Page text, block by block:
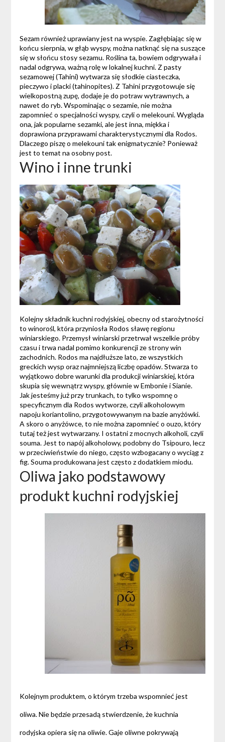
Sezam również uprawiany jest na wyspie. Zagłębiając się w
końcu sierpnia, w głąb wyspy, można natknąć się na suszące
się w słońcu stosy sezamu. Roślina ta, bowiem odgrywała i
nadal odgrywa, ważną rolę w lokalnej kuchni. Z pasty
sezamowej (Tahini) wytwarza się słodkie ciasteczka,
pieczywo i placki (tahinopites). Z Tahini przygotowuje się
wielkopostną zupę, dodaje je do potraw wytrawnych, a
nawet do ryb. Wspominając o sezamie, nie można
zapomnieć o specjalności wyspy, czyli o melekouni. Wygląda
ona, jak popularne sezamki, ale jest inna, miękka i
doprawiona przyprawami charakterystycznymi dla Rodos.
Dlaczego piszę o melekouni tak enigmatycznie? Ponieważ
jest to temat na osobny post.
Wino i inne trunki
Kolejny składnik kuchni rodyjskiej, obecny od starożytności
to winorośl, która przyniosła Rodos sławę regionu
winiarskiego. Przemysł winiarski przetrwał wszelkie próby
czasu i trwa nadal pomimo konkurencji ze strony win
zachodnich. Rodos ma najdłuższe lato, ze wszystkich
greckich wysp oraz najmniejszą liczbę opadów. Stwarza to
wyjątkowo dobre warunki dla produkcji winiarskiej, która
skupia się wewnątrz wyspy, głównie w Embonie i Sianie.
Jak jesteśmy już przy trunkach, to tylko wspomnę o
specyficznym dla Rodos wytworze, czyli alkoholowym
napoju koriantolino, przygotowywanym na bazie anyżówki.
A skoro o anyżówce, to nie można zapomnieć o ouzo, który
tutaj też jest wytwarzany. I ostatni z mocnych alkoholi, czyli
souma. Jest to napój alkoholowy, podobny do Tsipouro, lecz
w przeciwieństwie do niego, często wzbogacany o wyciąg z
fig. Souma produkowana jest często z dodatkiem miodu.
Oliwa jako podstawowy
produkt kuchni rodyjskiej
Kolejnym produktem, o którym trzeba wspomnieć jest
oliwa. Nie będzie przesadą stwierdzenie, że kuchnia
rodyjska opiera się na oliwie. Gaje oliwne pokrywają